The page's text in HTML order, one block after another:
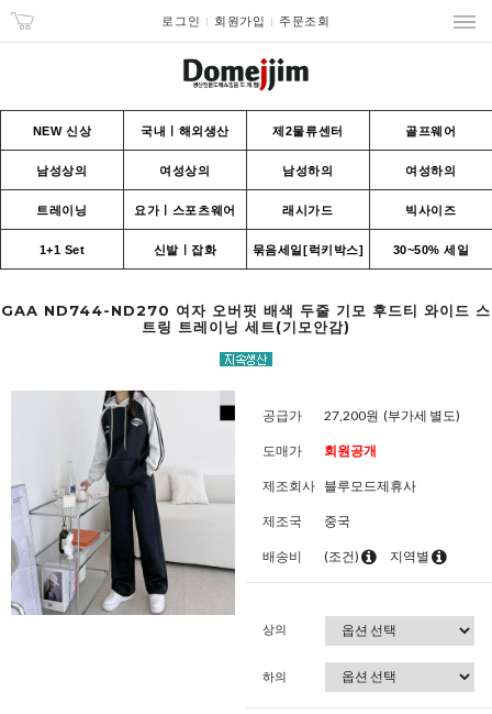
로그인 회원가입 주문조회
NEW 신상 국내ㅣ해외생산 제2물류센터 골프웨어
남성상의 여성상의 남성하의 여성하의
트레이닝 요가ㅣ스포츠웨어 래시가드 빅사이즈
1+1 Set 신발ㅣ잡화 묶음세일[럭키박스] 30~50% 세일
GAA ND744-ND270 여자 오버핏 배색 두줄 기모 후드티 와이드 스
트링 트레이닝 세트(기모안감)
공급가 27,200원 (부가세 별도)
도매가 회원공개
제조회사 블루모드제휴사
제조국 중국
배송비 (조건) 지역별
상의
하의